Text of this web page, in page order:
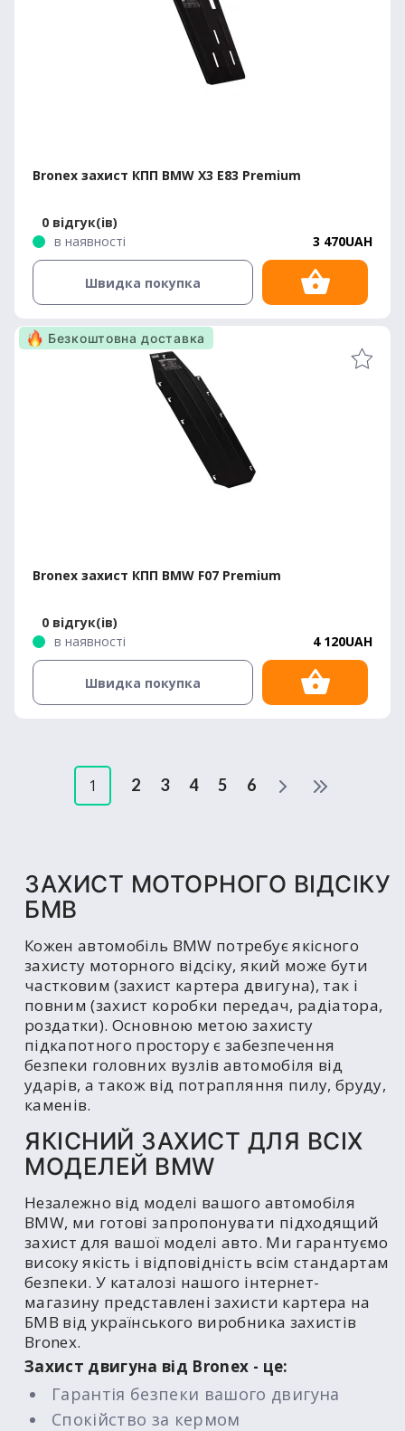
Bronex захист КПП BMW X3 E83 Premium
0 відгук(ів)
в наявності
3 470UAH
Швидка покупка
Bronex захист КПП BMW F07 Premium
0 відгук(ів)
в наявності
4 120UAH
Безкоштовна доставка
Швидка покупка
1 2 3 4 5 6
ЗАХИСТ МОТОРНОГО ВІДСІКУ
БМВ
Кожен автомобіль BMW потребує якісного
захисту моторного відсіку, який може бути
частковим (захист картера двигуна), так і
повним (захист коробки передач, радіатора,
роздатки). Основною метою захисту
підкапотного простору є забезпечення
безпеки головних вузлів автомобіля від
ударів, а також від потрапляння пилу, бруду,
каменів.
ЯКІСНИЙ ЗАХИСТ ДЛЯ ВСІХ
МОДЕЛЕЙ BMW
Незалежно від моделі вашого автомобіля
BMW, ми готові запропонувати підходящий
захист для вашої моделі авто. Ми гарантуємо
високу якість і відповідність всім стандартам
безпеки. У каталозі нашого інтернет-
магазину представлені захисти картера на
БМВ від українського виробника захистів
Bronex.
Захист двигуна від Bronex - це:
Гарантія безпеки вашого двигуна
Спокійство за кермом